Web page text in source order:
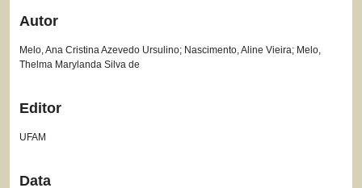
Autor
Melo, Ana Cristina Azevedo Ursulino; Nascimento, Aline Vieira; Melo,
Thelma Marylanda Silva de
Editor
UFAM
Data